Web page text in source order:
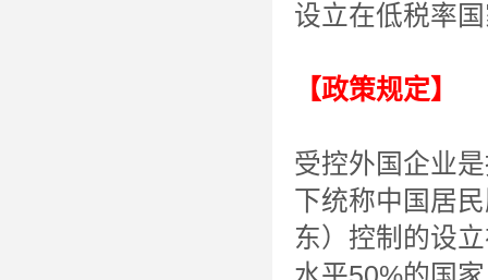
设立在低税率
【政策规定】
受控外国企业
下统称中国居
东）控制的设